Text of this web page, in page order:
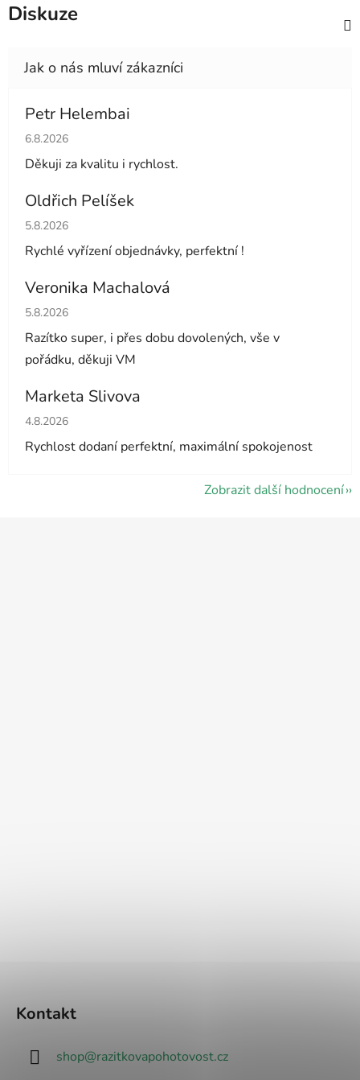
Diskuze
Petr Helembai
Hodnocení obchodu je 5 z 5 hvězdiček.
6.8.2026
Děkuji za kvalitu i rychlost.
Oldřich Pelíšek
Hodnocení obchodu je 5 z 5 hvězdiček.
5.8.2026
Rychlé vyřízení objednávky, perfektní !
Veronika Machalová
Hodnocení obchodu je 5 z 5 hvězdiček.
5.8.2026
Razítko super, i přes dobu dovolených, vše v
pořádku, děkuji VM
Marketa Slivova
Hodnocení obchodu je 5 z 5 hvězdiček.
4.8.2026
Rychlost dodaní perfektní, maximální spokojenost
Zobrazit další hodnocení
Kontakt
shop@razitkovapohotovost.cz